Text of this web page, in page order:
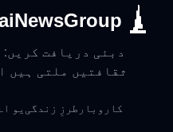
دبئی دریافت
ثقافتیں ملتی ہیں
کاروبار طرزِ زندگی یو